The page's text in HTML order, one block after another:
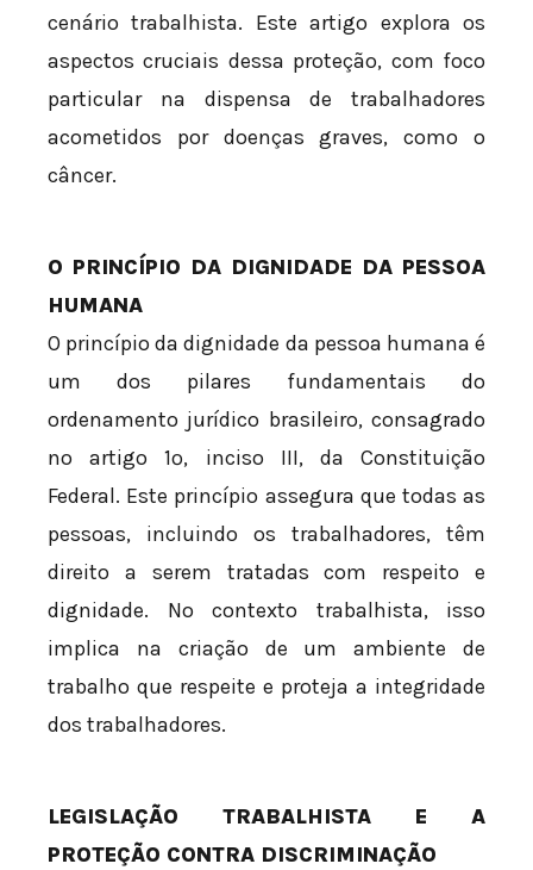
cenário trabalhista. Este artigo explora os
aspectos cruciais dessa proteção, com foco
particular na dispensa de trabalhadores
acometidos por doenças graves, como o
câncer.
O PRINCÍPIO DA DIGNIDADE DA PESSOA
HUMANA
O princípio da dignidade da pessoa humana é
um dos pilares fundamentais do
ordenamento jurídico brasileiro, consagrado
no artigo 1º, inciso III, da Constituição
Federal. Este princípio assegura que todas as
pessoas, incluindo os trabalhadores, têm
direito a serem tratadas com respeito e
dignidade. No contexto trabalhista, isso
implica na criação de um ambiente de
trabalho que respeite e proteja a integridade
dos trabalhadores.
LEGISLAÇÃO TRABALHISTA E A
PROTEÇÃO CONTRA DISCRIMINAÇÃO